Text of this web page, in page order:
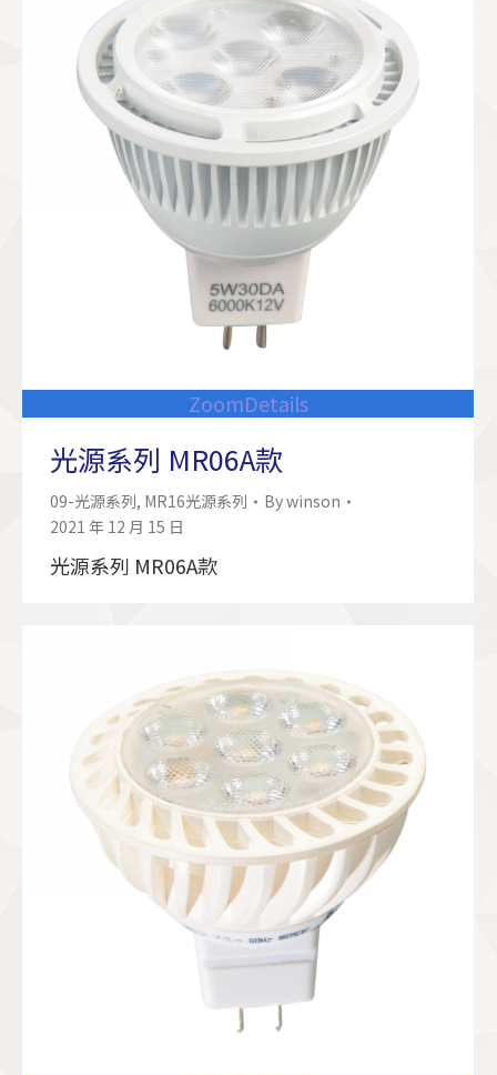
ZoomDetails
光源系列 MR06A款
09-光源系列, MR16光源系列 Bywinson
2021 年 12 月 15 日
光源系列 MR06A款